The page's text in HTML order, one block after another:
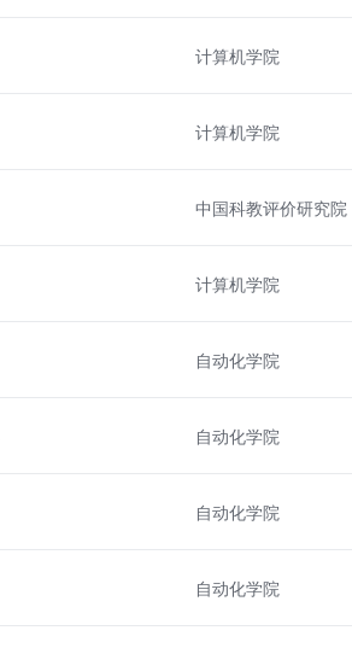
计算机学院
计算机学院
中国科教评价研究院
计算机学院
自动化学院
自动化学院
自动化学院
自动化学院